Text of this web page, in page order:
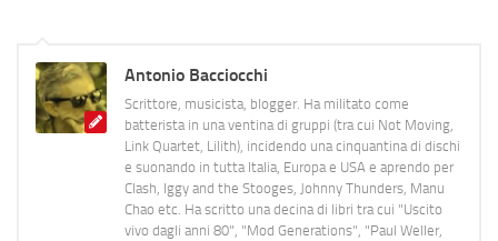
Antonio Bacciocchi
Scrittore, musicista, blogger. Ha militato come
batterista in una ventina di gruppi (tra cui Not Moving,
Link Quartet, Lilith), incidendo una cinquantina di dischi
e suonando in tutta Italia, Europa e USA e aprendo per
Clash, Iggy and the Stooges, Johnny Thunders, Manu
Chao etc. Ha scritto una decina di libri tra cui "Uscito
vivo dagli anni 80", "Mod Generations", "Paul Weller,